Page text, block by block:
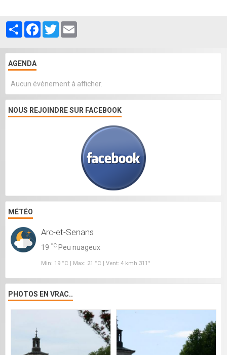
PartagerFacebook
Twitter
AGENDA
Aucun évènement à afficher.
NOUS REJOINDRE SUR FACEBOOK
MÉTÉO
Arc-et-Senans
19 °C Peu nuageux
Min: 19 °C | Max: 21 °C | Vent: 4 kmh 311°
PHOTOS EN VRAC..